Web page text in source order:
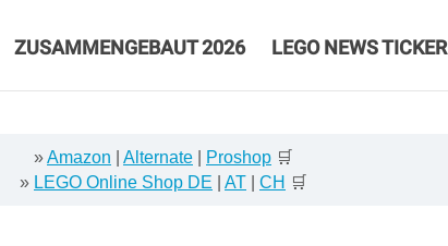
ZUSAMMENGEBAUT 2026 LEGO NEWS TICKER
»Amazon Alternate Proshop 🛒
» LEGO Online Shop DE AT CH 🛒